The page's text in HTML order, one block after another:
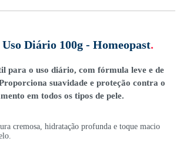
Diário 100g - Homeopast.
para o uso diário, com fórmula leve e de
suavidade e proteção contra o
em todos os tipos de pele.
cremosa, hidratação profunda e toque macio